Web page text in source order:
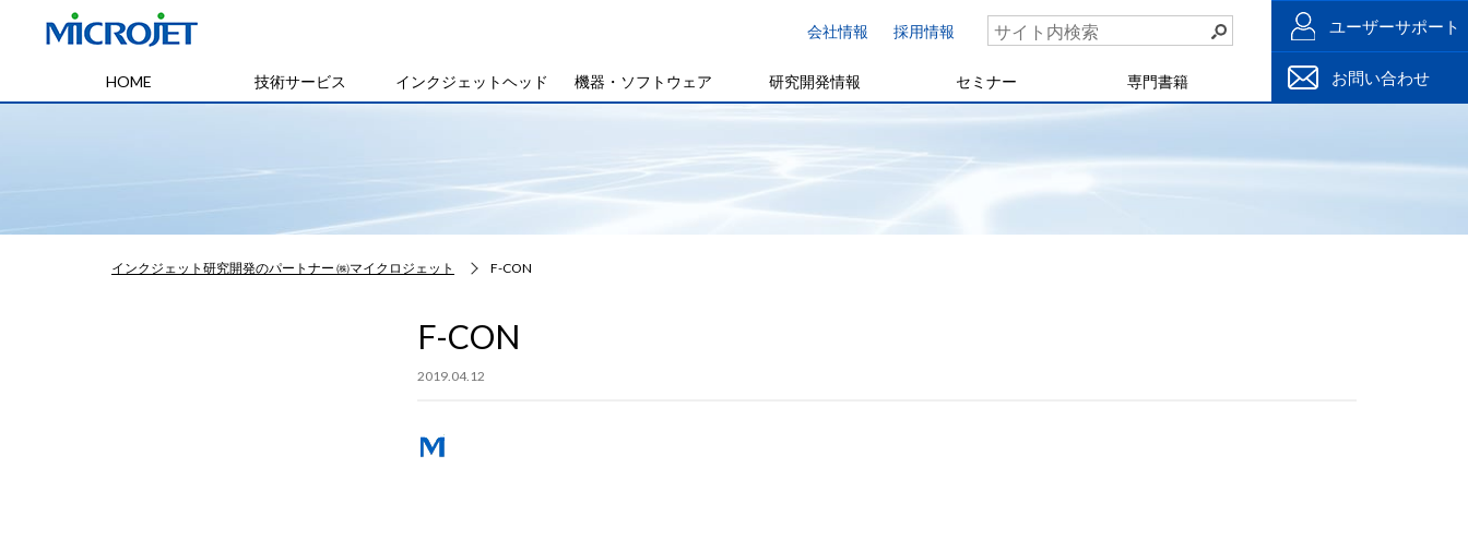
会社情報 採用情報
HOME 技術サービス インクジェットヘッド 機器・ソフトウェア 研究開発情報 セミナー 専門書籍
ユーザーサポート
お問い合わせ
インクジェット研究開発のパートナー ㈱マイクロジェット F-CON
F-CON
2019.04.12